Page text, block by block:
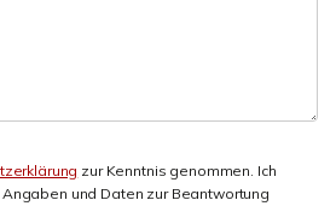
zur Kenntnis genommen. Ich
und Daten zur Beantwortung